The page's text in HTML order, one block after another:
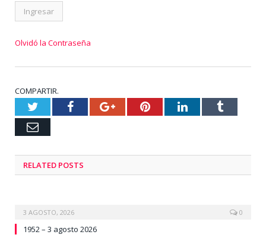
Olvidó la Contraseña
COMPARTIR.
TwitterFacebookGoogle+PinterestLinkedInTumblr
Email
RELATED POSTS
3 AGOSTO, 2026 0
1952 – 3 agosto 2026